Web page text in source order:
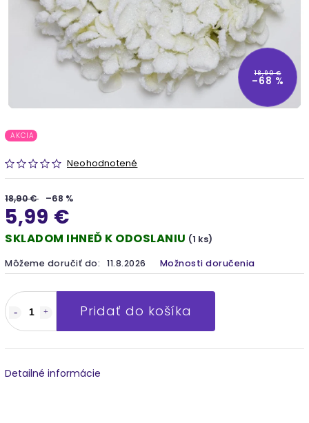
18,90 €
–68 %
AKCIA
Neohodnotené
18,90 € –68 %
5,99 €
SKLADOM IHNEĎ K ODOSLANIU (1 ks)
Môžeme doručiť do: 11.8.2026 Možnosti doručenia
Pridať do košíka
Detailné informácie